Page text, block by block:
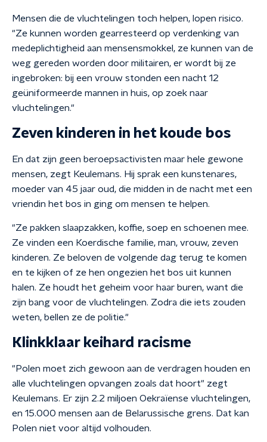
Mensen die de vluchtelingen toch helpen, lopen risico.
"Ze kunnen worden gearresteerd op verdenking van
medeplichtigheid aan mensensmokkel, ze kunnen van de
weg gereden worden door militairen, er wordt bij ze
ingebroken: bij een vrouw stonden een nacht 12
geüniformeerde mannen in huis, op zoek naar
vluchtelingen."
Zeven kinderen in het koude bos
En dat zijn geen beroepsactivisten maar hele gewone
mensen, zegt Keulemans. Hij sprak een kunstenares,
moeder van 45 jaar oud, die midden in de nacht met een
vriendin het bos in ging om mensen te helpen.
"Ze pakken slaapzakken, koffie, soep en schoenen mee.
Ze vinden een Koerdische familie, man, vrouw, zeven
kinderen. Ze beloven de volgende dag terug te komen
en te kijken of ze hen ongezien het bos uit kunnen
halen. Ze houdt het geheim voor haar buren, want die
zijn bang voor de vluchtelingen. Zodra die iets zouden
weten, bellen ze de politie."
Klinkklaar keihard racisme
"Polen moet zich gewoon aan de verdragen houden en
alle vluchtelingen opvangen zoals dat hoort" zegt
Keulemans. Er zijn 2.2 miljoen Oekraïense vluchtelingen,
en 15.000 mensen aan de Belarussische grens. Dat kan
Polen niet voor altijd volhouden.